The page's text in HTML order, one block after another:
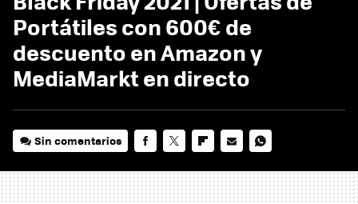
Portátiles con 600€ de
descuento en Amazon y
MediaMarkt en directo
Sin comentarios
MAIL